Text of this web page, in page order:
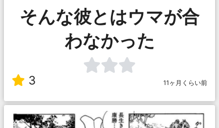
そんな彼とはウマが合
わなかった
3 11ヶ月くらい前